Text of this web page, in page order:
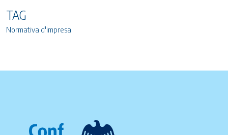
TAG
Normativa d'impresa